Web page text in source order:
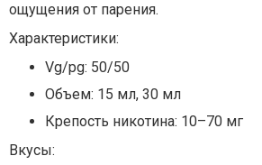
ощущения от парения.
Характеристики:
Vg/pg: 50/50
Объем: 15 мл, 30 мл
Крепость никотина: 10–70 мг
Вкусы: